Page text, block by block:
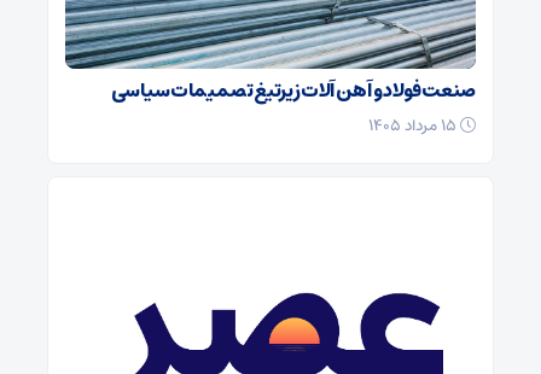
صنعت فولاد و آهن آلات زیر‌تیغ تصمیمات سیاسی